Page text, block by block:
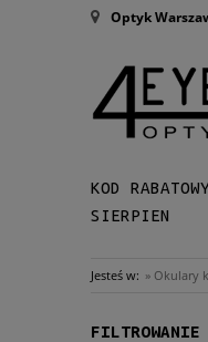
Optyk
KOD
SIERPIEN
Jesteś w: » Okulary
FILTROWANIE